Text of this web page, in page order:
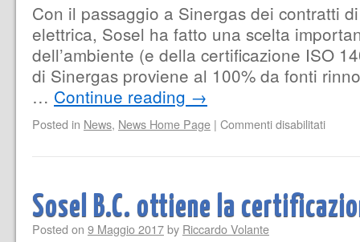
Con il passaggio a Sinergas dei contratti
elettrica, Sosel ha fatto una scelta
dell’ambiente (e della certificazione ISO
di Sinergas proviene al 100% da fonti
… Continue reading →
Posted in News, News Home Page | Commenti disabilitati
Sosel B.C. ottiene la
Posted on 9 Maggio 2017by Riccardo Volante